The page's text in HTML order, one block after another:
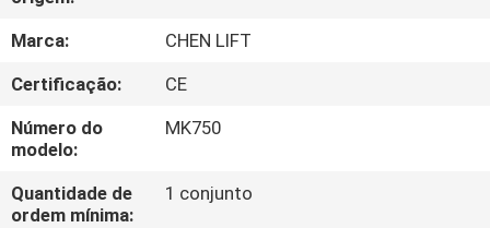
SOBRE
NÓS
VISITA
À
FÁBRICA
Marca:
CHEN LIFT
Certificação:
CE
Número do
modelo:
MK750
Quantidade de
ordem mínima:
1 conjunto